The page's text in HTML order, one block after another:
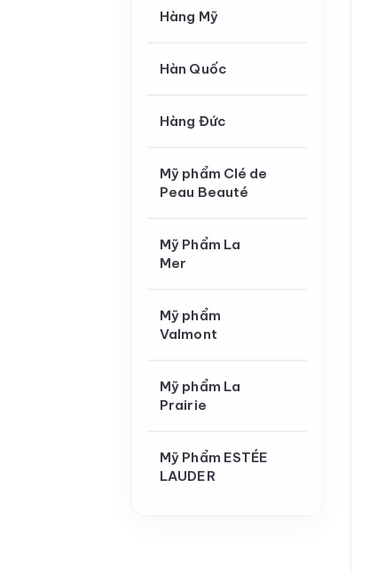
Hàng Mỹ
Hàn Quốc
Hàng Đức
Mỹ phẩm Clé de
Peau Beauté
Mỹ Phẩm La
Mer
Mỹ phẩm
Valmont
Mỹ phẩm La
Prairie
Mỹ Phẩm ESTÉE
LAUDER